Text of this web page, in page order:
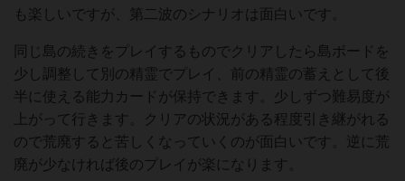
も楽しいですが、第二波のシナリオは面白いです。
同じ島の続きをプレイするものでクリアしたら島ボードを
少し調整して別の精霊でプレイ、前の精霊の蓄えとして後
半に使える能力カードが保持できます。少しずつ難易度が
上がって行きます。クリアの状況がある程度引き継がれる
ので荒廃すると苦しくなっていくのが面白いです。逆に荒
廃が少なければ後のプレイが楽になります。